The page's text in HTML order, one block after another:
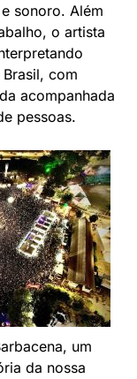
sonoro. Além
o artista
com
acompanhada
pessoas.
um
da nossa